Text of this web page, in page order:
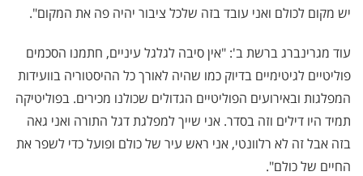
יש מקום לכולם ואני עובד בזה שלכל ציבור יהיה פה את המקום".
עוד מגרינברג ברשת ב': "אין סיבה לגלגל עיניים, חתמנו הסכמים
פוליטיים לגיטימיים בדיוק כמו שהיה לאורך כל ההיסטוריה בוועידות
המפלגות ובאירועים הפוליטיים הגדולים שכולנו מכירים. בפוליטיקה
תמיד היו דילים וזה בסדר. אני שייך למפלגת דגל התורה ואני גאה
בזה אבל זה לא רלוונטי, אני ראש עיר של כולם ופועל כדי לשפר את
החיים של כולם".